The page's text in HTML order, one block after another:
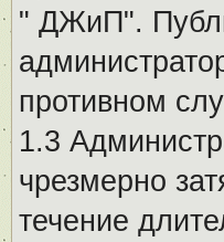
" ДЖиП".
противном
1.3
чрезмерно
течение